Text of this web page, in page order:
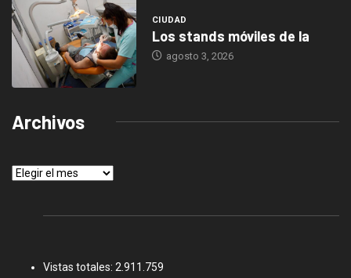
CIUDAD
Los stands móviles de la
agosto 3, 2026
Archivos
Archivos
Vistas totales: 2.911.759